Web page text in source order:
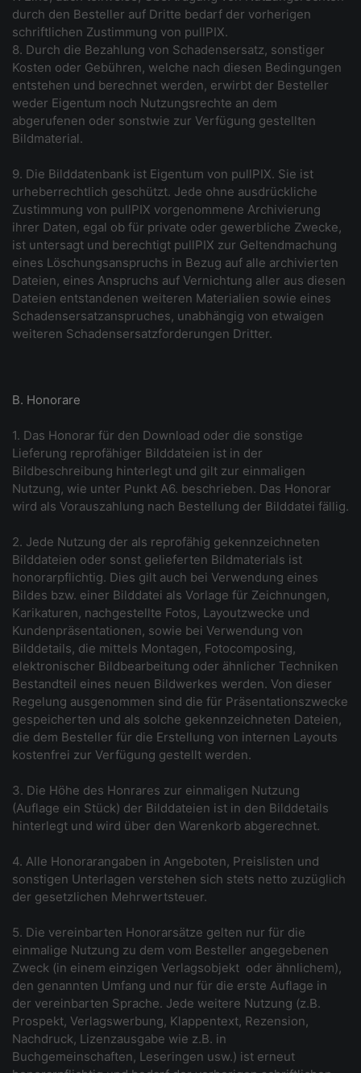
durch den Besteller auf Dritte bedarf der vorherigen
schriftlichen Zustimmung von pullPIX.
8. Durch die Bezahlung von Schadensersatz, sonstiger
Kosten oder Gebühren, welche nach diesen Bedingungen
entstehen und berechnet werden, erwirbt der Besteller
weder Eigentum noch Nutzungsrechte an dem
abgerufenen oder sonstwie zur Verfügung gestellten
Bildmaterial.
9. Die Bilddatenbank ist Eigentum von pullPIX. Sie ist
urheberrechtlich geschützt. Jede ohne ausdrückliche
Zustimmung von pullPIX vorgenommene Archivierung
ihrer Daten, egal ob für private oder gewerbliche Zwecke,
ist untersagt und berechtigt pullPIX zur Geltendmachung
eines Löschungsanspruchs in Bezug auf alle archivierten
Dateien, eines Anspruchs auf Vernichtung aller aus diesen
Dateien entstandenen weiteren Materialien sowie eines
Schadensersatzanspruches, unabhängig von etwaigen
weiteren Schadensersatzforderungen Dritter.
B. Honorare
1. Das Honorar für den Download oder die sonstige
Lieferung reprofähiger Bilddateien ist in der
Bildbeschreibung hinterlegt und gilt zur einmaligen
Nutzung, wie unter Punkt A6. beschrieben. Das Honorar
wird als Vorauszahlung nach Bestellung der Bilddatei fällig.
2. Jede Nutzung der als reprofähig gekennzeichneten
Bilddateien oder sonst gelieferten Bildmaterials ist
honorarpflichtig. Dies gilt auch bei Verwendung eines
Bildes bzw. einer Bilddatei als Vorlage für Zeichnungen,
Karikaturen, nachgestellte Fotos, Layoutzwecke und
Kundenpräsentationen, sowie bei Verwendung von
Bilddetails, die mittels Montagen, Fotocomposing,
elektronischer Bildbearbeitung oder ähnlicher Techniken
Bestandteil eines neuen Bildwerkes werden. Von dieser
Regelung ausgenommen sind die für Präsentationszwecke
gespeicherten und als solche gekennzeichneten Dateien,
die dem Besteller für die Erstellung von internen Layouts
kostenfrei zur Verfügung gestellt werden.
3. Die Höhe des Honrares zur einmaligen Nutzung
(Auflage ein Stück) der Bilddateien ist in den Bilddetails
hinterlegt und wird über den Warenkorb abgerechnet.
4. Alle Honorarangaben in Angeboten, Preislisten und
sonstigen Unterlagen verstehen sich stets netto zuzüglich
der gesetzlichen Mehrwertsteuer.
5. Die vereinbarten Honorarsätze gelten nur für die
einmalige Nutzung zu dem vom Besteller angegebenen
Zweck (in einem einzigen Verlagsobjekt ­ oder ähnlichem),
den genannten Umfang und nur für die erste Auflage in
der vereinbarten Sprache. Jede weitere Nutzung (z.B.
Prospekt, Verlagswerbung, Klappentext, Rezension,
Nachdruck, Lizenzausgabe wie z.B. in
Buchgemeinschaften, Leseringen usw.) ist erneut